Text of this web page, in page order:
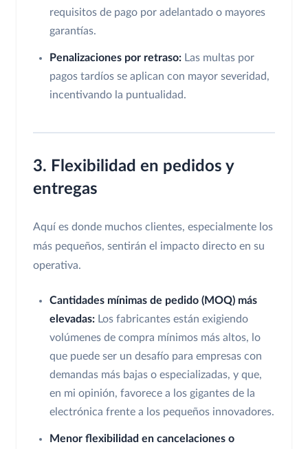
requisitos de pago por adelantado o mayores
garantías.
Penalizaciones por retraso: Las multas por
pagos tardíos se aplican con mayor severidad,
incentivando la puntualidad.
3. Flexibilidad en pedidos y
entregas
Aquí es donde muchos clientes, especialmente los
más pequeños, sentirán el impacto directo en su
operativa.
Cantidades mínimas de pedido (MOQ) más
elevadas: Los fabricantes están exigiendo
volúmenes de compra mínimos más altos, lo
que puede ser un desafío para empresas con
demandas más bajas o especializadas, y que,
en mi opinión, favorece a los gigantes de la
electrónica frente a los pequeños innovadores.
Menor flexibilidad en cancelaciones o